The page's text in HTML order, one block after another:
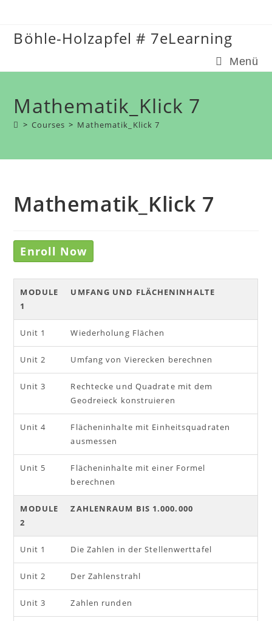
springen
Böhle-Holzapfel # 7eLearning
Menü
Mathematik_Klick 7
> Courses > Mathematik_Klick 7
Mathematik_Klick 7
Enroll Now
MODULE
1
UMFANG UND FLÄCHENINHALTE
Unit 1 Wiederholung Flächen
Unit 2 Umfang von Vierecken berechnen
Unit 3
Rechtecke und Quadrate mit dem
Geodreieck konstruieren
Unit 4
Flächeninhalte mit Einheitsquadraten
ausmessen
Unit 5
Flächeninhalte mit einer Formel
berechnen
MODULE
2
ZAHLENRAUM BIS 1.000.000
Unit 1 Die Zahlen in der Stellenwerttafel
Unit 2 Der Zahlenstrahl
Unit 3 Zahlen runden